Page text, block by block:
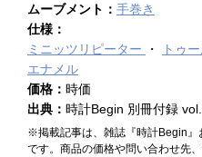
ムーブメント： 手巻き
仕様：
ミニッツリピーター
トゥ
エナメル
価格： 時価
出典： 時計Begin 別冊付録
※掲載記事は、雑誌『時計Begin』
です。商品の価格や問い合わせ先